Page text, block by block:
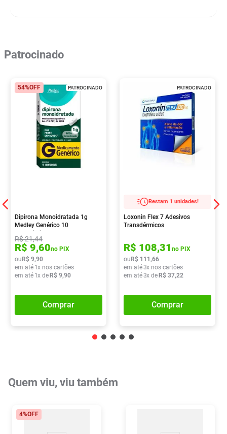
Patrocinado
PATROCINADO
54%OFF
Dipirona Monoidratada 1g
Medley Genérico 10
R$21,44
R$ 9,60no PIX
ou R$ 9,90
em até 1x nos cartões
em até 1x de R$ 9,90
Comprar
PATROCINADO
Restam 1 unidades!
Loxonin Flex 7 Adesivos
Transdérmicos
R$ 108,31 no PIX
ou R$ 111 ,66
em até3x nos cartões
em até3x de R$ 37,22
Comprar
Quem viu, viu também
4%OFF